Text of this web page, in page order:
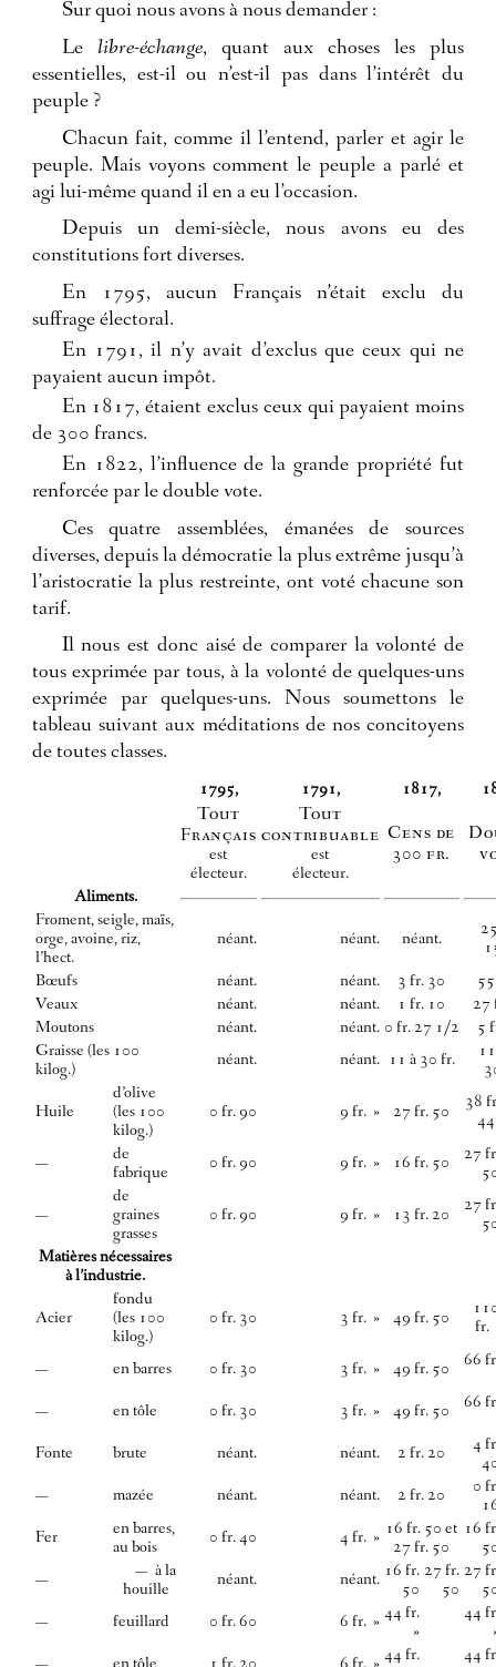
Sur quoi nous avons à nous demander :
Le libre-échange, quant aux choses les plus
essentielles, est-il ou n’est-il pas dans l’intérêt du
peuple ?
Chacun fait, comme il l’entend, parler et agir le
peuple. Mais voyons comment le peuple a parlé et
agi lui-même quand il en a eu l’occasion.
Depuis un demi-siècle, nous avons eu des
constitutions fort diverses.
En 1795, aucun Français n’était exclu du
suffrage électoral.
En 1791, il n’y avait d’exclus que ceux qui ne
payaient aucun impôt.
En 1817, étaient exclus ceux qui payaient moins
de 300 francs.
En 1822, l’influence de la grande propriété fut
renforcée par le double vote.
Ces quatre assemblées, émanées de sources
diverses, depuis la démocratie la plus extrême jusqu’à
l’aristocratie la plus restreinte, ont voté chacune son
tarif.
Il nous est donc aisé de comparer la volonté de
tous exprimée par tous, à la volonté de quelques-uns
exprimée par quelques-uns. Nous soumettons le
tableau suivant aux méditations de nos concitoyens
de toutes classes.
1795, 1791, 1817,
Tout
Français
est
électeur.
Tout
contribuable
est
électeur.
Cens de
300 fr.
Aliments.
Froment, seigle, maïs,
orge, avoine, riz,
l’hect.
néant. néant. néant.
Bœufs
néant. néant. 3 fr. 30
Veaux
néant. néant. 1 fr. 10
27
Moutons
néant. néant. 0 fr. 27 1/2
5
Graisse (les 100
kilog.)
néant. néant. 11 à 30 fr.
Huile
d’olive
(les 100
kilog.)
0 fr. 90 9 fr. » 27 fr. 50
38
—
de
fabrique
0 fr. 90 9 fr. » 16 fr. 50
27
—
de
graines
grasses
0 fr. 90 9 fr. » 13 fr. 20
27
Matières nécessaires
à l’industrie.
Acier
fondu
(les 100
kilog.)
0 fr. 30 3 fr. » 49 fr. 50
— en barres 0 fr. 30 3 fr. » 49 fr. 50 66
— en tôle 0 fr. 30 3 fr. » 49 fr. 50 66
Fonte brute néant. néant. 2 fr. 20
4
—
mazée néant. néant. 2 fr. 20
0
Fer
en barres,
au bois
0 fr. 40 4 fr. » 16 fr. 50 et
27 fr. 50
16
—
— à la
houille
néant. néant. 16 fr.
50
27 fr.
50
27
—
feuillard 0 fr. 60 6 fr. » 44 fr.
»
44
44 fr.
44